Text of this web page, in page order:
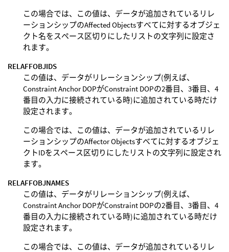
この場合では、この値は、データが追加されているリレ
ーションシップのAffected Objectsすべてに対するオブジェ
クト名をスペース区切りにしたリストの文字列に設定さ
れます。
RELAFFOBJIDS
この値は、データがリレーションシップ(例えば、
Constraint Anchor DOPがConstraint DOPの2番目、3番目、4
番目の入力に接続されている時)に追加されている時だけ
設定されます。
この場合では、この値は、データが追加されているリレ
ーションシップのAffector Objectsすべてに対するオブジェ
クトIDをスペース区切りにしたリストの文字列に設定され
ます。
RELAFFOBJNAMES
この値は、データがリレーションシップ(例えば、
Constraint Anchor DOPがConstraint DOPの2番目、3番目、4
番目の入力に接続されている時)に追加されている時だけ
設定されます。
この場合では、この値は、データが追加されているリレ